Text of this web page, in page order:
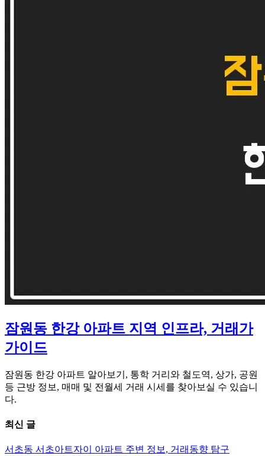
잠원동 한강 아파트 지역 인프라, 거래가
가이드
잠원동 한강 아파트 알아보기, 통학 거리와 철도역, 상가, 공원
등 근방 정보, 매매 및 전월세 거래 시세를 찾아보실 수 있습니
다.
최신 글
서초동 서초아트자이 아파트 주변 정보, 거래동향 탐구